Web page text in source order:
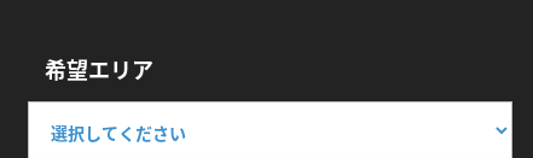
希望エリア